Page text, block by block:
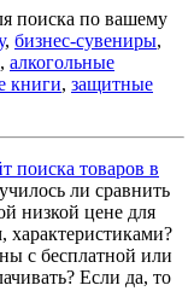
поиска по вашему
, бизнес-сувениры,
, алкогольные
книги, защитные
поиска товаров в
ли сравнить
низкой цене для
характеристиками?
с бесплатной или
Если да, то